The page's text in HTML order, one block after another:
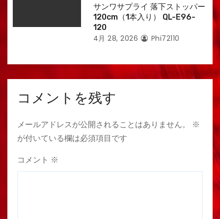
サンワサプライ 落下ストッパー
120cm（1本入り） QL-E96-
120
4月 28, 2026 Phi72110
コメントを残す
メールアドレスが公開されることはありません。
※
が付いている欄は必須項目です
コメント ※